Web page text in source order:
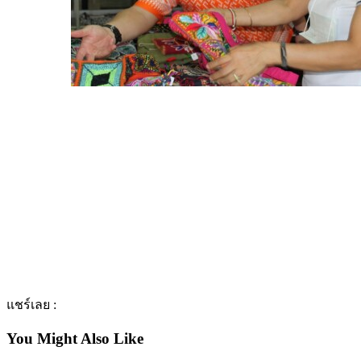
แชร์เลย :
You Might Also Like